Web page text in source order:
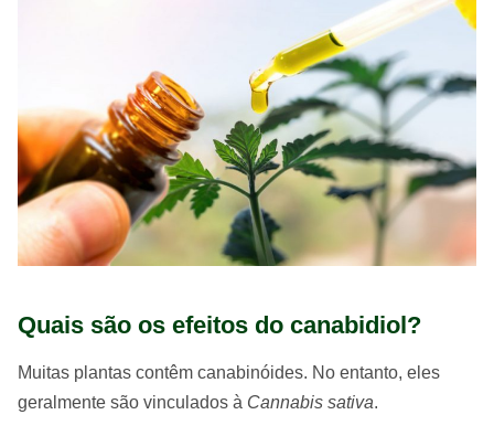
Quais são os efeitos do canabidiol?
Muitas plantas contêm canabinóides. No entanto, eles
geralmente são vinculados à Cannabis sativa.